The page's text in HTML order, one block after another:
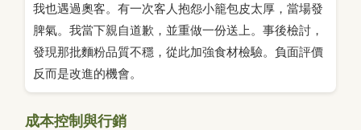
我也遇過奧客。有一次客人抱怨小籠包皮太厚，當場發
脾氣。我當下親自道歉，並重做一份送上。事後檢討，
發現那批麵粉品質不穩，從此加強食材檢驗。負面評價
反而是改進的機會。
成本控制與行銷